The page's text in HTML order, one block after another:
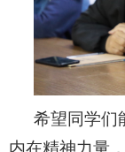
希望同学们
内在精神力量